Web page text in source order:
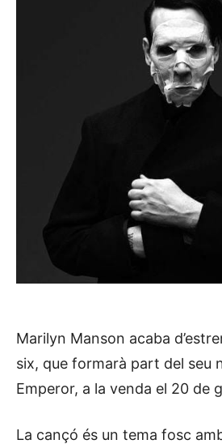
Marilyn Manson acaba
six, que formarà part del seu
Emperor, a la venda el 20 de
La cançó és un tema fosc